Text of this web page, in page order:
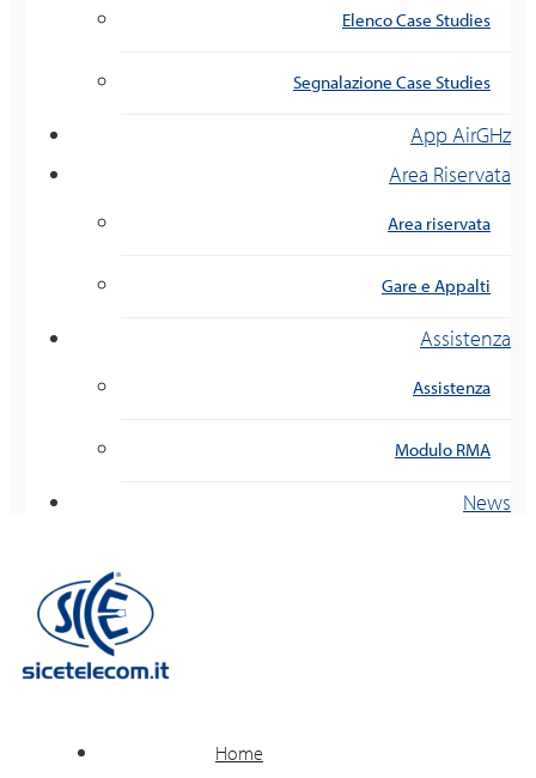
Elenco Case Studies
Segnalazione Case Studies
App AirGHz
Area Riservata
Area riservata
Gare e Appalti
Assistenza
Assistenza
Modulo RMA
News
Home